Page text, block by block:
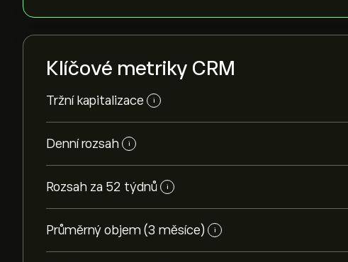
Klíčové metriky CRM
Tržní kapitalizace i
Denní rozsah i
Rozsah za 52 týdnů i
Průměrný objem (3 měsíce) i